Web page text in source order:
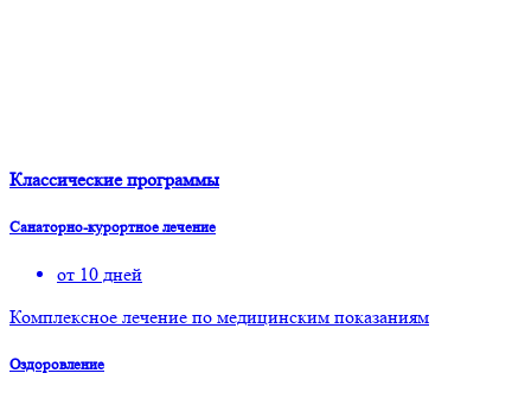
Классические программы
Санаторно-курортное лечение
от 10 дней
Комплексное лечение по медицинским показаниям
Оздоровление